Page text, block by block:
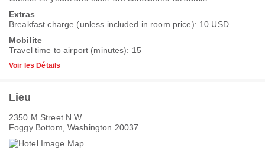
Extras
Breakfast charge (unless included in room price): 10 USD
Mobilite
Travel time to airport (minutes): 15
Voir les Détails
Lieu
2350 M Street N.W.
Foggy Bottom, Washington 20037